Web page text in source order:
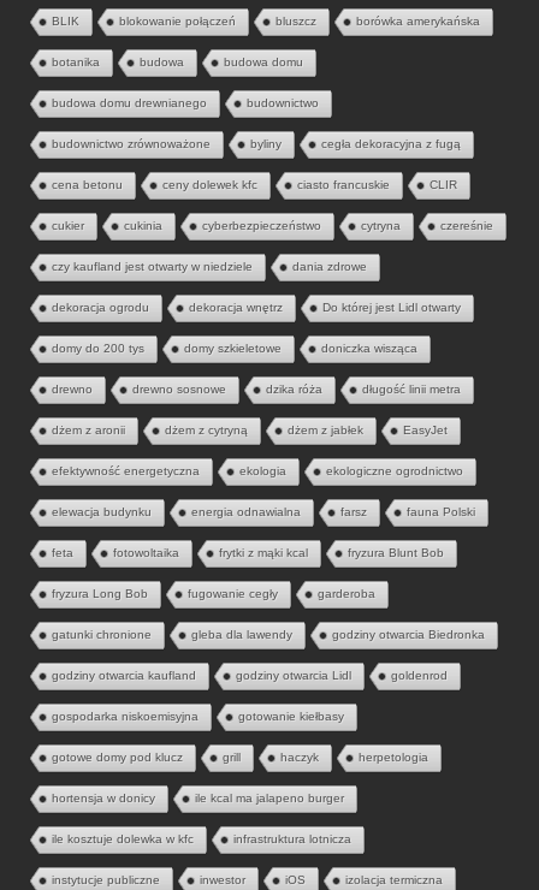
BLIK blokowanie połączeń bluszcz borówka amerykańska
botanika budowa budowa domu
budowa domu drewnianego budownictwo
budownictwo zrównoważone byliny cegła dekoracyjna z fugą
cena betonu ceny dolewek kfc ciasto francuskie CLIR
cukier cukinia cyberbezpieczeństwo cytryna czereśnie
czy kaufland jest otwarty w niedziele dania zdrowe
dekoracja ogrodu dekoracja wnętrz Do której jest Lidl otwarty
domy do 200 tys domy szkieletowe doniczka wisząca
drewno drewno sosnowe dzika róża długość linii metra
dżem z aronii dżem z cytryną dżem z jabłek EasyJet
efektywność energetyczna ekologia ekologiczne ogrodnictwo
elewacja budynku energia odnawialna farsz fauna Polski
feta fotowoltaika frytki z mąki kcal fryzura Blunt Bob
fryzura Long Bob fugowanie cegły garderoba
gatunki chronione gleba dla lawendy godziny otwarcia Biedronka
godziny otwarcia kaufland godziny otwarcia Lidl goldenrod
gospodarka niskoemisyjna gotowanie kiełbasy
gotowe domy pod klucz grill haczyk herpetologia
hortensja w donicy ile kcal ma jalapeno burger
ile kosztuje dolewka w kfc infrastruktura lotnicza
instytucje publiczne inwestor iOS izolacja termiczna